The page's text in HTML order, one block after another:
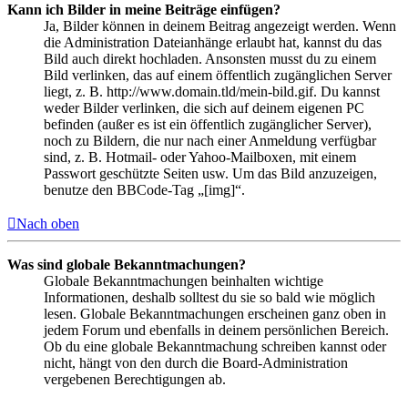
Kann ich Bilder in meine Beiträge einfügen?
Ja, Bilder können in deinem Beitrag angezeigt werden. Wenn
die Administration Dateianhänge erlaubt hat, kannst du das
Bild auch direkt hochladen. Ansonsten musst du zu einem
Bild verlinken, das auf einem öffentlich zugänglichen Server
liegt, z. B. http://www.domain.tld/mein-bild.gif. Du kannst
weder Bilder verlinken, die sich auf deinem eigenen PC
befinden (außer es ist ein öffentlich zugänglicher Server),
noch zu Bildern, die nur nach einer Anmeldung verfügbar
sind, z. B. Hotmail- oder Yahoo-Mailboxen, mit einem
Passwort geschützte Seiten usw. Um das Bild anzuzeigen,
benutze den BBCode-Tag „[img]“.
Nach oben
Was sind globale Bekanntmachungen?
Globale Bekanntmachungen beinhalten wichtige
Informationen, deshalb solltest du sie so bald wie möglich
lesen. Globale Bekanntmachungen erscheinen ganz oben in
jedem Forum und ebenfalls in deinem persönlichen Bereich.
Ob du eine globale Bekanntmachung schreiben kannst oder
nicht, hängt von den durch die Board-Administration
vergebenen Berechtigungen ab.